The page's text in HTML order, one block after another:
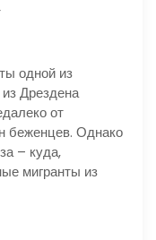
одной из
Дрездена
от
беженцев. Однако
– куда,
мигранты из